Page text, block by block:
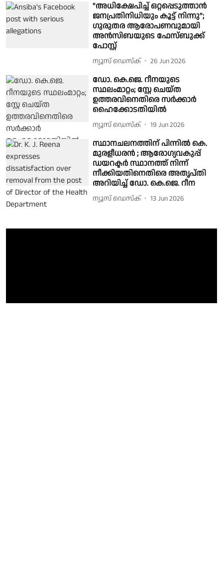
"അധിക്ഷേപിച്ച് ഒറ്റപ്പെടുത്താൻ
ജനപ്രതിനിധിയും കൂട്ട് നിന്നു";
ഗുരുതര ആരോപണവുമായി
അൻസിബയുടെ ഫേസ്ബുക്ക്
പോസ്റ്റ്
ന്യൂസ് ഡെസ്ക് 26 Jun 2026
ഡോ. കെ.ജെ. റീനയുടെ
സ്ഥലംമാറ്റം; സ്റ്റേ ചെയ്ത
ഉത്തരവിനെതിരെ സർക്കാർ
ഹൈക്കോടതിയിൽ
ന്യൂസ് ഡെസ്ക് 19 Jun 2026
സ്ഥാനചലനത്തിന് പിന്നിൽ കെ.
മുരളീധരൻ ; ആരോഗ്യവകുപ്പ്
ഡയറക്ടർ സ്ഥാനത്ത് നിന്ന്
നീക്കിയതിനെതിരെ അതൃപ്തി
അറിയിച്ച് ഡോ. കെ.ജെ. റീന
ന്യൂസ് ഡെസ്ക് 13 Jun 2026